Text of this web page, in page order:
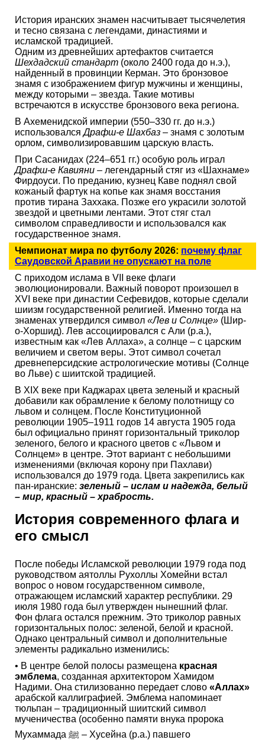
История иранских знамен насчитывает тысячелетия
и тесно связана с легендами, династиями и
исламской традицией.
Одним из древнейших артефактов считается
Шехдадский стандарт (около 2400 года до н.э.),
найденный в провинции Керман. Это бронзовое
знамя с изображением фигур мужчины и женщины,
между которыми – звезда. Такие мотивы
встречаются в искусстве бронзового века региона.
В Ахеменидской империи (550–330 гг. до н.э.)
использовалсяДрафш-е Шахбаз – знамя с золотым
орлом, символизировавшим царскую власть.
При Сасанидах (224–651 гг.) особую роль играл
Драфш-е Кавияни – легендарный стяг из «Шахнаме»
Фирдоуси. По преданию, кузнец Каве поднял свой
кожаный фартук на копье как знамя восстания
против тирана Заххака. Позже его украсили золотой
звездой и цветными лентами. Этот стяг стал
символом справедливости и использовался как
государственное знамя.
Чемпионат мира по футболу 2026: почему флаг
Саудовской Аравии не опускают на поле
С приходом ислама в VII веке флаги
эволюционировали. Важный поворот произошел в
XVI веке при династии Сефевидов, которые сделали
шиизм государственной религией. Именно тогда на
знаменах утвердился символ «Лев и Солнце» (Шир-
о-Хоршид). Лев ассоциировался с Али (р.а.),
известным как «Лев Аллаха», а солнце – с царским
величием и светом веры. Этот символ сочетал
древнеперсидские астрологические мотивы (Солнце
во Льве) с шиитской традицией.
В XIX веке при Каджарах цвета зеленый и красный
добавили как обрамление к белому полотнищу со
львом и солнцем. После Конституционной
революции 1905–1911 годов 14 августа 1905 года
был официально принят горизонтальный триколор
зеленого, белого и красного цветов с «Львом и
Солнцем» в центре. Этот вариант с небольшими
изменениями (включая корону при Пахлави)
использовался до 1979 года. Цвета закрепились как
пан-иранские: зеленый – ислам и надежда, белый
– мир, красный – храбрость.
История современного флага и
его смысл
После победы Исламской революции 1979 года под
руководством аятоллы Рухоллы Хомейни встал
вопрос о новом государственном символе,
отражающем исламский характер республики. 29
июля 1980 года был утвержден нынешний флаг.
Фон флага остался прежним. Это триколор равных
горизонтальных полос: зеленой, белой и красной.
Однако центральный символ и дополнительные
элементы радикально изменились:
• В центре белой полосы размещена красная
эмблема, созданная архитектором Хамидом
Надими. Она стилизованно передает слово «Аллах»
арабской каллиграфией. Эмблема напоминает
тюльпан – традиционный шиитский символ
мученичества (особенно памяти внука пророка
Мухаммада ﷺ – Хусейна (р.а.) павшего